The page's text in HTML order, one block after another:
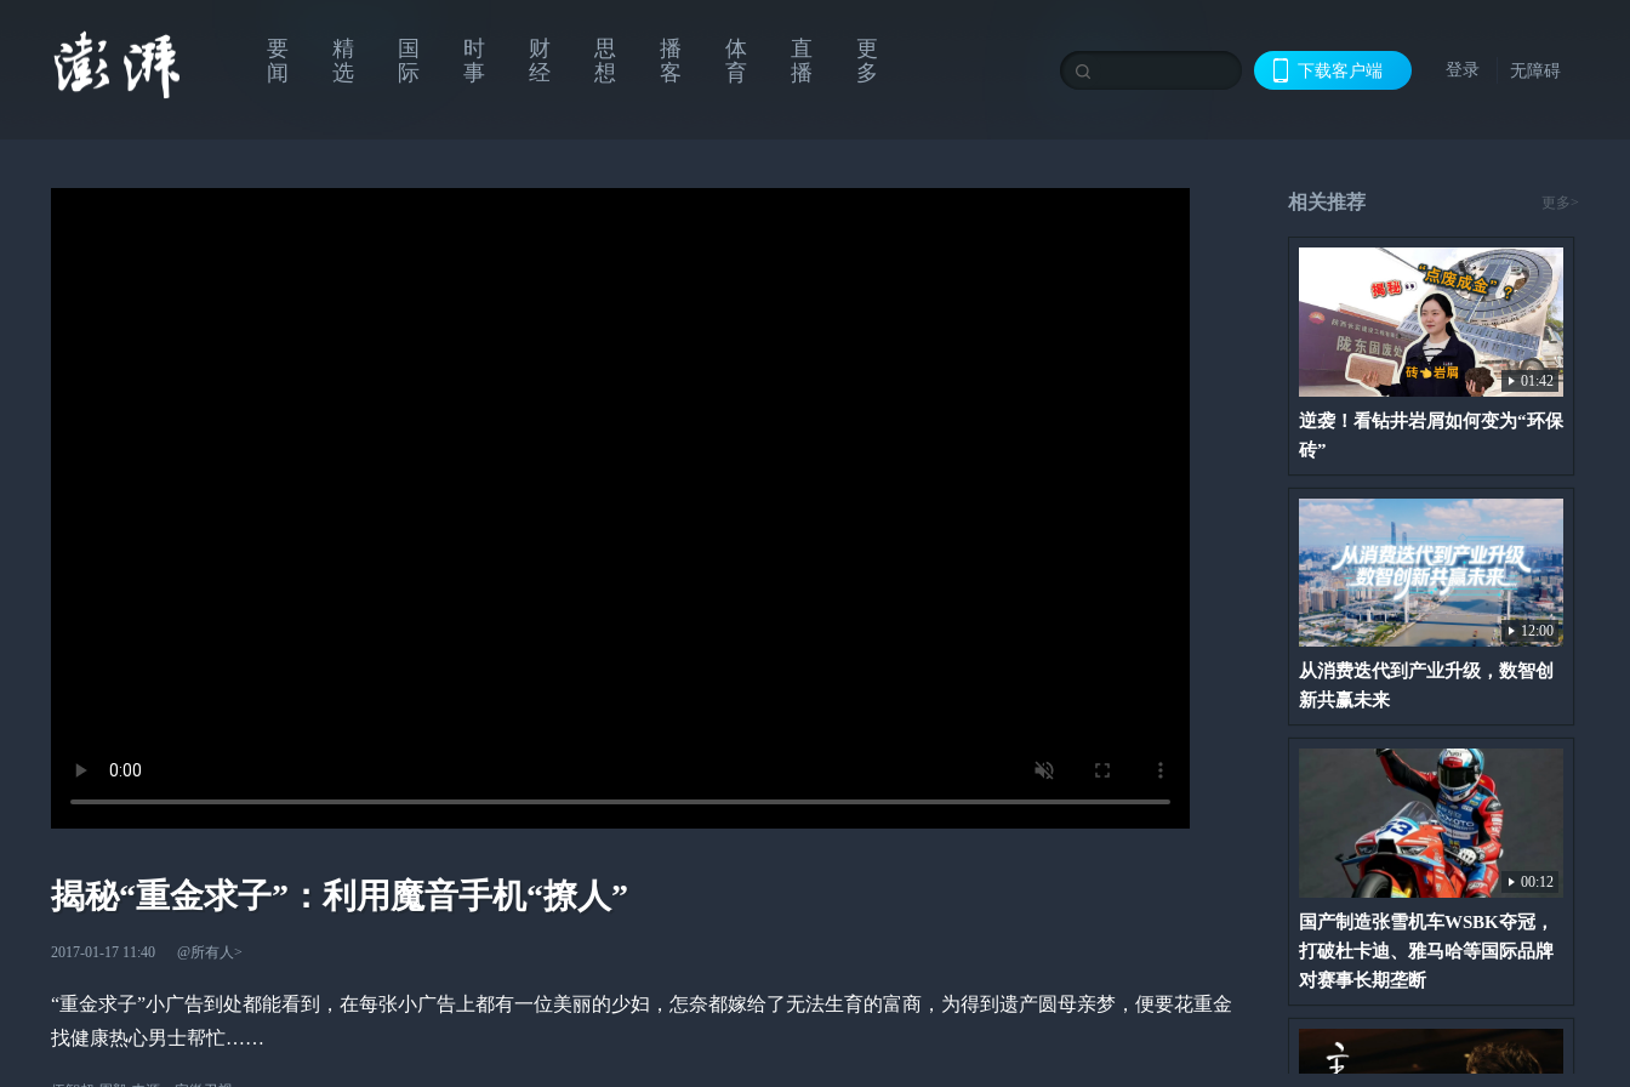
要
闻
精
选
国
际
时
事
财
经
思
想
播
客
体
育
直
播
更
多
下载客户端 登录 无障碍
揭秘“重金求子”：利用魔音手机“撩人”
2017-01-17 11:40 @所有人 >
“重金求子”小广告到处都能看到，在每张小广告上都有一位美丽的少妇，怎奈都嫁给了无法生育的富商，为得到遗产圆母亲梦，便要花重金
找健康热心男士帮忙……
相关推荐 更多>
01:42
逆袭！看钻井岩屑如何变为“环保
砖”
12:00
从消费迭代到产业升级，数智创
新共赢未来
00:12
国产制造张雪机车WSBK夺冠，
打破杜卡迪、雅马哈等国际品牌
对赛事长期垄断